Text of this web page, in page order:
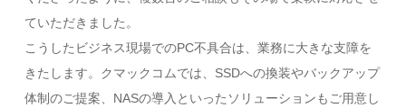
ていただきました。
こうしたビジネス現場でのPC不具合は、業務に大きな支障を
きたします。クマックコムでは、SSDへの換装やバックアップ
体制のご提案、NASの導入といったソリューションもご用意し